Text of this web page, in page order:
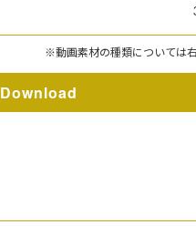
※動画素材の種類については
Download